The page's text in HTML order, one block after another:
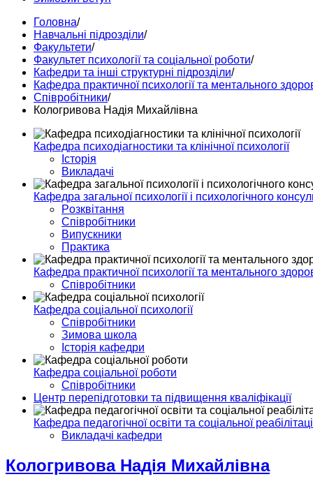
Головна/
Навчальні підрозділи/
Факультети/
Факультет психології та соціальної роботи/
Кафедри та інші структурні підрозділи/
Кафедра практичної психології та ментального
Співробітники/
Кологривова Надія Михайлівна
Кафедра психодіагностики та клінічної психології
Історія
Викладачі
Кафедра загальної психології і психологічного
Pозквітання
Співробітники
Випускники
Практика
Кафедра практичної психології та ментального
Співробітники
Кафедра соціальної психології
Співробітники
Зимова школа
Історія кафедри
Кафедра соціальної роботи
Співробітники
Центр перепідготовки та підвищення кваліфікації
Кафедра педагогічної освіти та соціальної
Викладачі кафедри
Кологривова Надія Михайлівна